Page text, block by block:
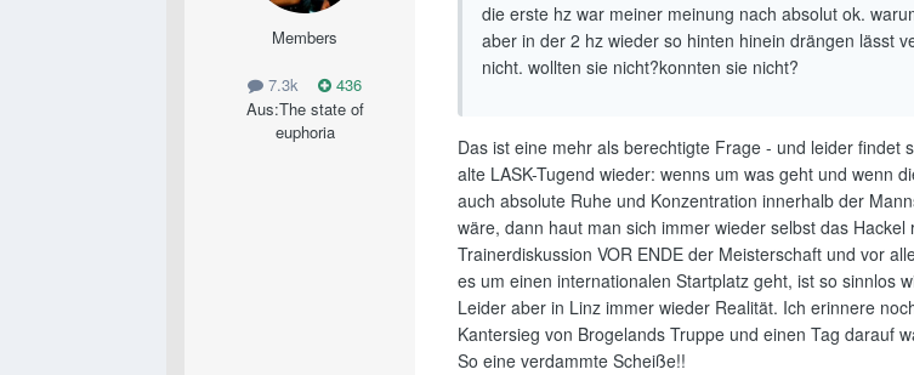
Members
7.3k
436
Aus:The state of
euphoria
die erste hz war meiner meinung nach absolut ok.
aber in der 2 hz wieder so hinten hinein drängen lässt
nicht. wollten sie nicht?konnten sie nicht?
Das ist eine mehr als berechtigte Frage - und leider findet
alte LASK-Tugend wieder: wenns um was geht und wenn
auch absolute Ruhe und Konzentration innerhalb der
wäre, dann haut man sich immer wieder selbst das Hackel
Trainerdiskussion VOR ENDE der Meisterschaft und vor
es um einen internationalen Startplatz geht, ist so sinnlos
Leider aber in Linz immer wieder Realität. Ich erinnere
Kantersieg von Brogelands Truppe und einen Tag darauf
So eine verdammte Scheiße!!